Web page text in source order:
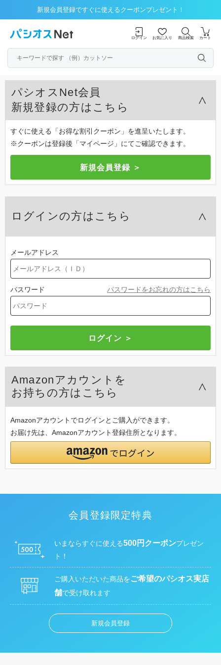
新規会員登録ですぐに使えるクーポンプレゼント！
ログイン お気に入り 商品検索 カート
パシオスNet会員
新規登録の方はこちら
すぐに使える「お得な割引クーポン」を進呈いたします。
※クーポンは登録後「マイページ」にてご確認できます。
ログインの方はこちら
メールアドレス
パスワード パスワードをお忘れの方はこちら
Amazonアカウントを
お持ちの方はこちら
Amazonアカウントでログインとご購入ができます。
お届け先は、Amazonアカウント登録住所となります。
会員登録限定特典
いまならすぐに使える500円クーポンプレゼン
ト！
ご購入いただいた商品をご希望のパシオス実店
舗で受け取れます
新規会員登録